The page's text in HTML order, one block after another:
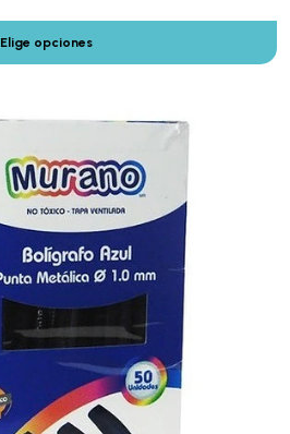
Elige opciones